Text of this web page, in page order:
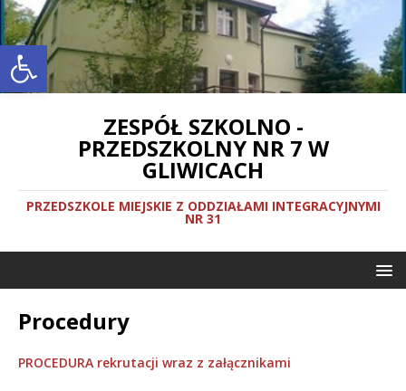
Otwórz pasek narzędzi
ZESPÓŁ SZKOLNO -
PRZEDSZKOLNY NR 7 W
GLIWICACH
PRZEDSZKOLE MIEJSKIE Z ODDZIAŁAMI INTEGRACYJNYMI
NR 31
Procedury
PROCEDURA rekrutacji wraz z załącznikami